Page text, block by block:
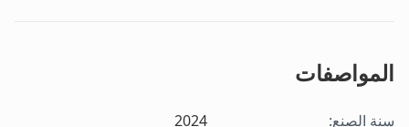
المواصفات
سنة الصنع:
2024